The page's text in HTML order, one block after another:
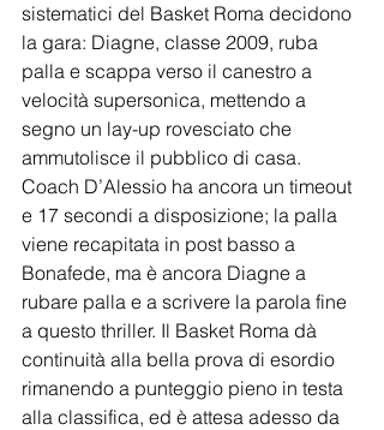
sistematici del Basket Roma decidono
la gara: Diagne, classe 2009, ruba
palla e scappa verso il canestro a
velocità supersonica, mettendo a
segno un lay-up rovesciato che
ammutolisce il pubblico di casa.
Coach D’Alessio ha ancora un timeout
e 17 secondi a disposizione; la palla
viene recapitata in post basso a
Bonafede, ma è ancora Diagne a
rubare palla e a scrivere la parola fine
a questo thriller. Il Basket Roma dà
continuità alla bella prova di esordio
rimanendo a punteggio pieno in testa
alla classifica, ed è attesa adesso da